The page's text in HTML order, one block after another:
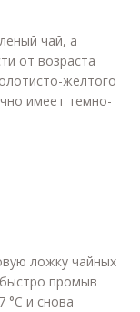
чай, а
от возраста
желтого
имеет темно-
ложку чайных
промыв
°C и снова